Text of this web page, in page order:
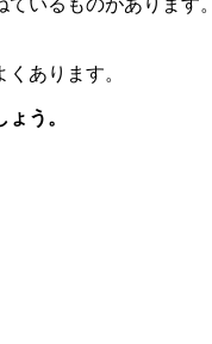
ているものがあります
あります。
う。